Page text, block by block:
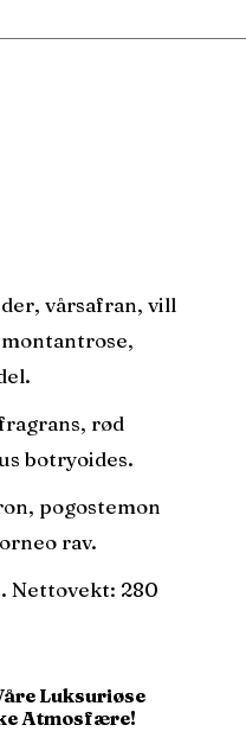
vårsafran, vill
rød
botryoides.
pogostemon
rav.
Nettovekt: 280
Luksuriøse
Atmosfære!